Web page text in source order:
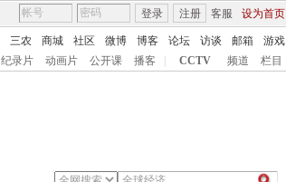
客服 设为首页
登录 注册
三农 商城 社区 微博 博客 论坛 访谈 邮箱
游戏
纪录片 动画片 公开课 播客 CCTV 频道 栏目